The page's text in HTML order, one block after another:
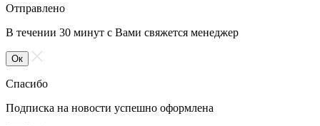
Отправлено
В течении 30 минут с Вами свяжется менеджер
Ок
Спасибо
Подписка на новости успешно оформлена